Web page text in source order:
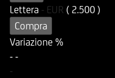
Lettera - EUR ( 2.500 )
Compra
Variazione %
- -
-